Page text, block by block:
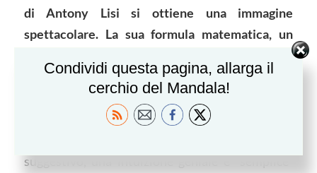
di Antony Lisi si ottiene una immagine
spettacolare. La sua formula matematica, un
algoritmo, realizza una immagine radiale
costituita da elettroni, protoni, neutrini quark e
antiquark rappresentati graficamente da
triangoli, cerchi e quadrati di colori diversi
suggestivo, una intuizione geniale e “semplice”
Condividi questa pagina, allarga il
cerchio del Mandala!